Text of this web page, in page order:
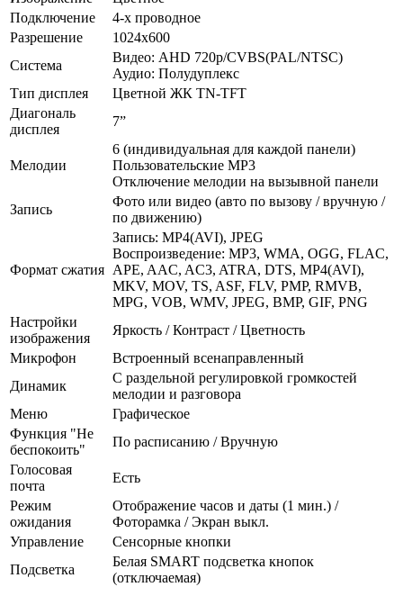
Подключение
4-х проводное
Разрешение
1024х600
Система
Видео: AHD 720p/CVBS(PAL/NTSC)
Аудио: Полудуплекс
Тип дисплея
Цветной ЖК TN-TFT
Диагональ
дисплея
7”
Мелодии
6 (индивидуальная для каждой панели)
Пользовательские MP3
Отключение мелодии на вызывной панели
Запись
Фото или видео (авто по вызову / вручную /
по движению)
Формат сжатия
Запись: MP4(AVI), JPEG
Воспроизведение: MP3, WMA, OGG, FLAC,
APE, AAC, AC3, ATRA, DTS, MP4(AVI),
MKV, MOV, TS, ASF, FLV, PMP, RMVB,
MPG, VOB, WMV, JPEG, BMP, GIF, PNG
Настройки
изображения
Яркость / Контраст / Цветность
Микрофон
Встроенный всенаправленный
Динамик
С раздельной регулировкой громкостей
мелодии и разговора
Меню
Графическое
Функция "Не
беспокоить"
По расписанию / Вручную
Голосовая
почта
Есть
Режим
ожидания
Отображение часов и даты (1 мин.) /
Фоторамка / Экран выкл.
Управление
Сенсорные кнопки
Подсветка
Белая SMART подсветка кнопок
(отключаемая)